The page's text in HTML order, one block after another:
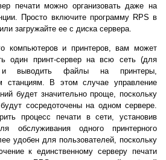
печати можно организовать даже на
Просто включите программу RPS в
загружайте ее с диска сервера.
компьютеров и принтеров, вам может
один принт-сервер на всю сеть (для
и выводить файлы на принтеры,
станциям. В этом случае управление
будет значительно проще, поскольку
сосредоточены на одном сервере.
процесс печати в сети, установив
обслуживания одного принтерного
удобен для пользователей, поскольку
к единственному серверу печати